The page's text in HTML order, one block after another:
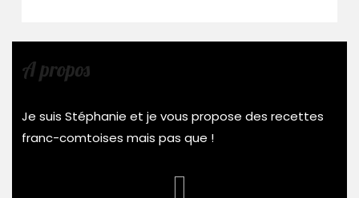
A propos
Je suis Stéphanie et je vous propose des recettes
franc-comtoises mais pas que !